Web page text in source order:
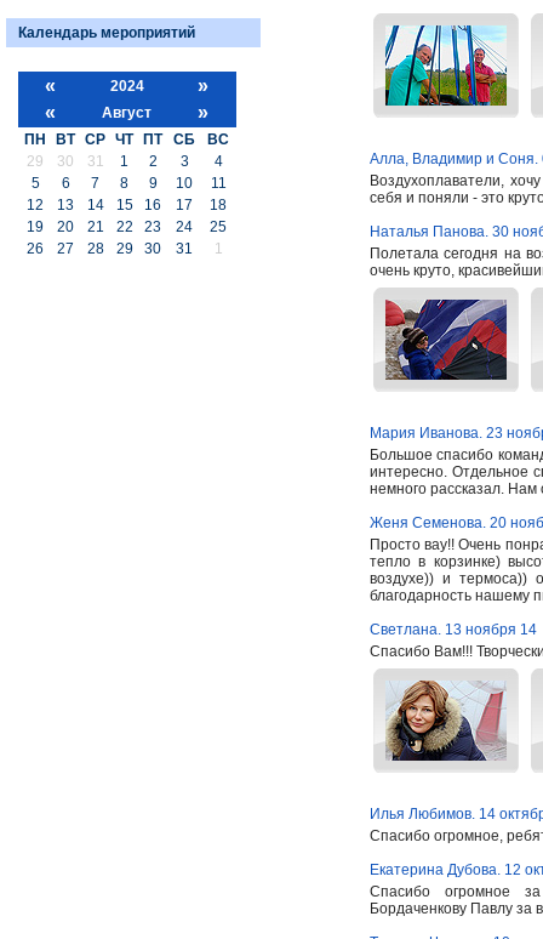
Календарь мероприятий
« 2024
»
«
Август »
ПН ВТ СР ЧТ ПТ СБ
ВС
29
30 31 1 2 3
4
5
6 7 8 9 10
11
12
13 14 15 16 17
18
19
20 21 22 23 24
25
26
27 28 29 30 31 1
Алла, Владимир и Соня.
Воздухоплаватели,
себя и поняли - это
Наталья Панова. 30
Полетала сегодня на
очень круто,
Мария Иванова. 23
Большое спасибо
интересно. Отдельное
немного рассказал.
Женя Семенова. 20
Просто вау!! Очень
тепло в корзинке)
воздухе)) и
благодарность нашему
Светлана. 13 ноября 14
Спасибо Вам!!!
Илья Любимов. 14
Спасибо огромное,
Екатерина Дубова. 12
Спасибо огромное
Бордаченкову Павлу за